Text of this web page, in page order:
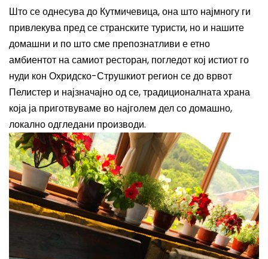
Што се однесува до Кутмичевица, она што најмногу ги
привлекува пред се странските туристи, но и нашите
домашни и по што сме препознатливи е етно
амбиентот на самиот ресторан, погледот кој истиот го
нуди кон Охридско-Струшкиот регион се до врвот
Пелистер и најзначајно од се, традиционалната храна
која ја приготвуваме во најголем дел со домашно,
локално одгледани производи.